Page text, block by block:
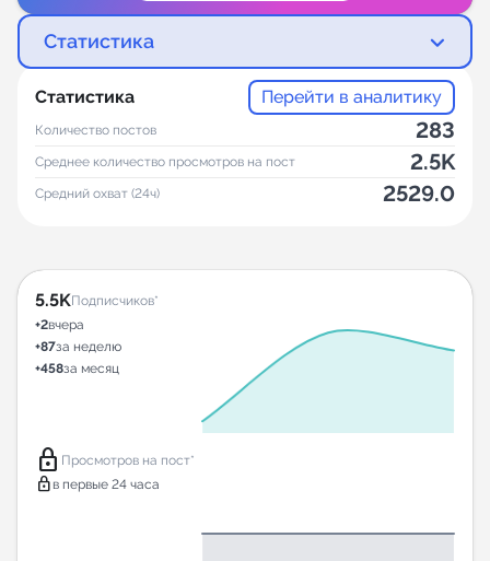
Статистика
Статистика Перейти в аналитику
Количество постов 283
Среднее количество просмотров на пост 2.5K
Средний охват (24ч) 2529.0
5.5KПодписчиков*
+2вчера
+87за неделю
+458за месяц
lock Просмотров на пост*
lock в первые 24 часа